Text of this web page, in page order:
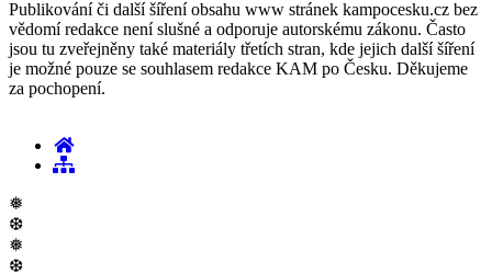
Publikování či další šíření obsahu www stránek kampocesku.cz bez
vědomí redakce není slušné a odporuje autorskému zákonu. Často
jsou tu zveřejněny také materiály třetích stran, kde jejich další šíření
je možné pouze se souhlasem redakce KAM po Česku. Děkujeme
za pochopení.
❅
❆
❅
❆